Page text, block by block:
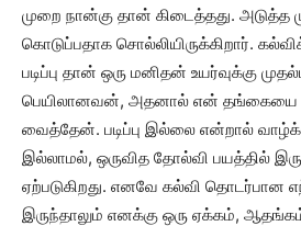
முறை நான்கு தான் கிடைத்தது. அடுத்த
கொடுப்பதாக சொல்லியிருக்கிறார்.
படிப்பு தான் ஒரு மனிதன் உயர்வுக்கு
பெயிலானவன், அதனால் என் தங்கையை
வைத்தேன். படிப்பு இல்லை என்றால்
இல்லாமல், ஒருவித தோல்வி பயத்தில்
ஏற்படுகிறது. எனவே கல்வி தொடர்பான
இருந்தாலும் எனக்கு ஒரு ஏக்கம்,